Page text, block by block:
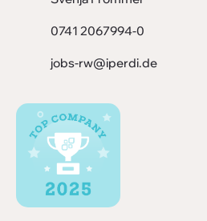
0741 2067994-0
jobs-rw@iperdi.de